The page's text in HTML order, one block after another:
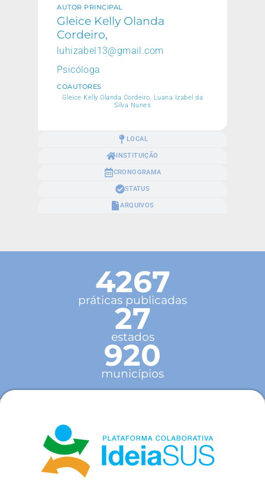
LOCAL
INSTITUIÇÃO
CRONOGRAMA
STATUS
ARQUIVOS
AUTOR PRINCIPAL
Gleice Kelly Olanda
Cordeiro,
luhizabel13@gmail.com
Psicóloga
COAUTORES
Gleice Kelly Olanda Cordeiro, Luana Izabel da
Silva Nunes
4267
práticas publicadas
27
estados
920
municípios